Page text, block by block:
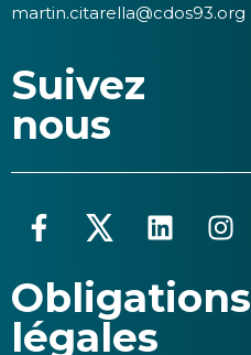
martin.citarella@cdos93.org
Suivez
nous
Obligations
légales